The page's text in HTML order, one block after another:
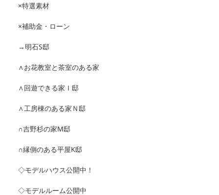
×特選素材
×補助金・ローン
→明石S邸
∧お花教室と茶室のある家
∧回遊できる家Ｉ邸
∧工房棟のある家Ｎ邸
∩吉野杉の家M邸
∩縁側のある平屋K邸
◇モデルハウス公開中！
◇モデルルーム公開中